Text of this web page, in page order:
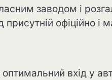
заводом і
офіційно і
вхід у